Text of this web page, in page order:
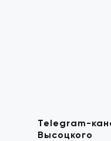
Telegram-
Высоцкого